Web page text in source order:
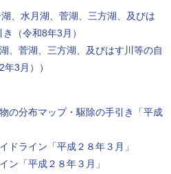
、水月湖、菅湖、三方湖、及びは
（令和8年3月）
、菅湖、三方湖、及びはす川等の自
3月）
）
の分布マップ・駆除の手引き「平成
ドライン「平成２８年３月」
ン「平成２８年３月」